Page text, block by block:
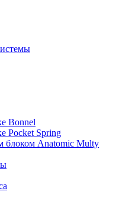
Bonnel
Pocket Spring
Anatomic Multy